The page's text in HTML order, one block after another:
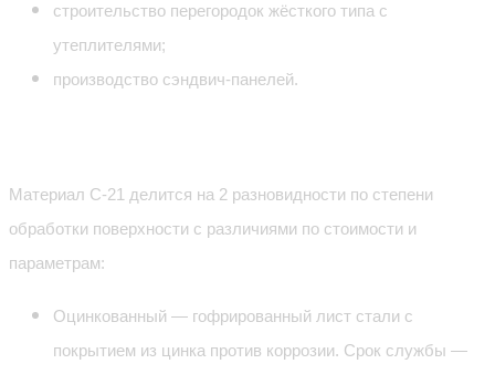
строительство перегородок жёсткого типа с
утеплителями;
производство сэндвич-панелей.
Материал С-21 делится на 2 разновидности по степени
обработки поверхности с различиями по стоимости и
параметрам:
Оцинкованный — гофрированный лист стали с
покрытием из цинка против коррозии. Срок службы —